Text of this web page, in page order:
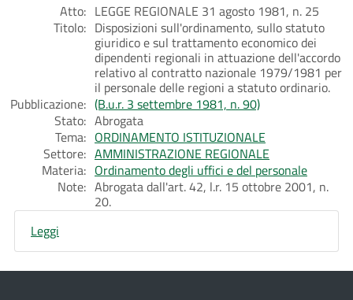
Atto: LEGGE REGIONALE 31 agosto 1981, n. 25
Titolo: Disposizioni sull'ordinamento, sullo statuto
giuridico e sul trattamento economico dei
dipendenti regionali in attuazione dell'accordo
relativo al contratto nazionale 1979/1981 per
il personale delle regioni a statuto ordinario.
Pubblicazione: (B.u.r. 3 settembre 1981, n. 90)
Stato: Abrogata
Tema: ORDINAMENTO ISTITUZIONALE
Settore: AMMINISTRAZIONE REGIONALE
Materia: Ordinamento degli uffici e del personale
Note: Abrogata dall'art. 42, l.r. 15 ottobre 2001, n.
20.
Leggi